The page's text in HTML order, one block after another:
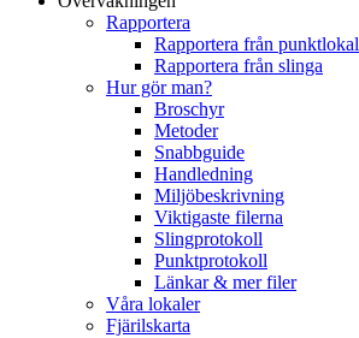
Rapportera
Rapportera från punktlokal
Rapportera från slinga
Hur gör man?
Broschyr
Metoder
Snabbguide
Handledning
Miljöbeskrivning
Viktigaste filerna
Slingprotokoll
Punktprotokoll
Länkar & mer filer
Våra lokaler
Fjärilskarta